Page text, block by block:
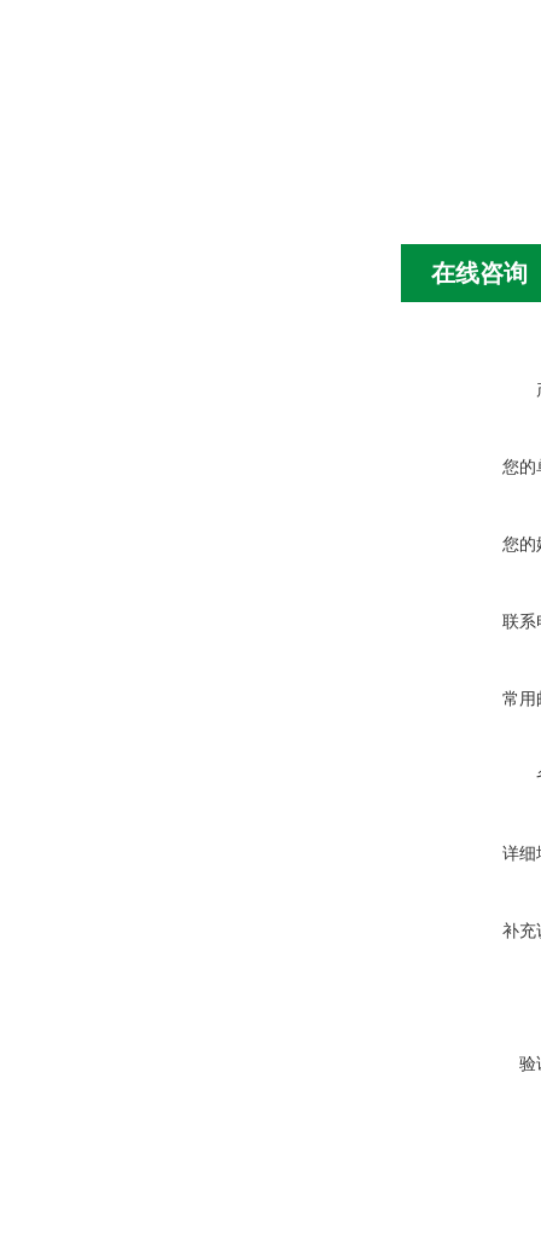
在线咨询
您的
您的
联系
常用
详细
补充
验